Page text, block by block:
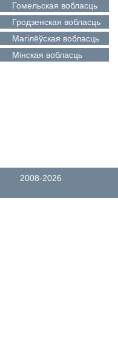
Гомельская вобласць
Гродзенская вобласць
Магілёўская вобласць
Мінская вобласць
2008-2026